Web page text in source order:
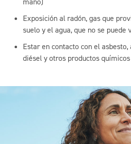
Exposición al radón, gas que
suelo y el agua, que no se puede
Estar en contacto con el
diésel y otros productos